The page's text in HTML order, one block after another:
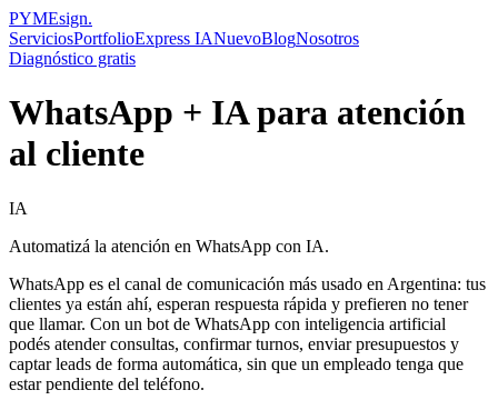
PYMEsign.
ServiciosPortfolioExpress IANuevoBlogNosotros
Diagnóstico gratis
WhatsApp + IA para atención
al cliente
IA
Automatizá la atención en WhatsApp con IA.
WhatsApp es el canal de comunicación más usado en Argentina: tus
clientes ya están ahí, esperan respuesta rápida y prefieren no tener
que llamar. Con un bot de WhatsApp con inteligencia artificial
podés atender consultas, confirmar turnos, enviar presupuestos y
captar leads de forma automática, sin que un empleado tenga que
estar pendiente del teléfono.